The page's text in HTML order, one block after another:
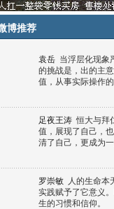
博推荐
袁岳 当浮层化现象
的挑战是，出的主
值，从事实际操作
足夜王涛 恒大与拜
值，展现了自己，
清了自己，更成为
罗崇敏 人的生命本
实践赋予了它意义
生的习惯和信仰。